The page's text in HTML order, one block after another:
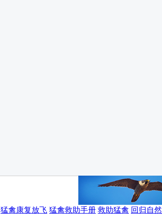
猛禽康复放飞 猛禽救助手册 救助猛禽 回归自然